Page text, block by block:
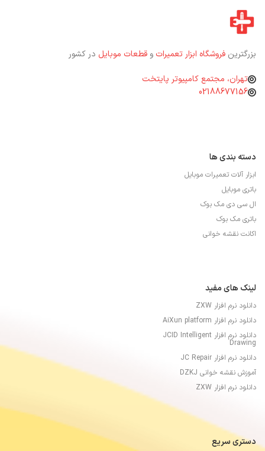
بزرگترین فروشگاه ابزار تعمیرات و قطعات موبایل در کشور
تهران، مجتمع کامپیوتر پایتخت
02188677156
دسته بندی ها
ابزار آلات تعمیرات موبایل
باتری موبایل
ال سی دی مک بوک
باتری مک بوک
اکانت نقشه خوانی
لینک های مفید
دانلود نرم افزار ZXW
دانلود نرم افزار AiXun platform
دانلود نرم افزار JCID Intelligent
Drawing
دانلود نرم افزار JC Repair
آموزش نقشه خوانی DZKJ
دانلود نرم افزار ZXW
دستری سریع